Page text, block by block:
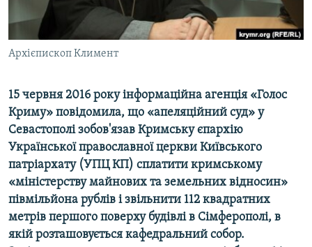
УКРАЇНСЬКА ПРОБЛЕМА КРИМУ
ІНФОГРАФІКА
ДОЛУЧАЙСЯ!
Усі сайти RFE/RL
Архієпископ Климент
15 червня 2016 року інформаційна агенція «Голос
Криму» повідомила, що «апеляційний суд» у
Севастополі зобов'язав Кримську єпархію
Української православної церкви Київського
патріархату (УПЦ КП) сплатити кримському
«міністерству майнових та земельних відносин»
півмільйона рублів і звільнити 112 квадратних
метрів першого поверху будівлі в Сімферополі, в
якій розташовується кафедральний собор.